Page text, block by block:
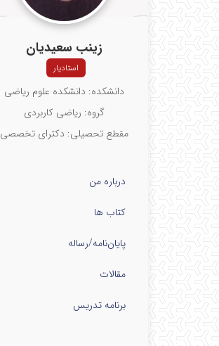
زینب سعیدیان
استادیار
دانشکده: دانشکده علوم ریاضی
گروه: ریاضی کاربردی
مقطع تحصیلی: دکترای تخصصی
درباره من
کتاب ها
پایان‌نامه‌/رساله
مقالات
برنامه تدریس